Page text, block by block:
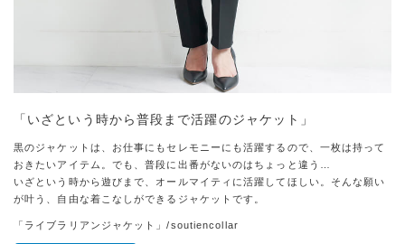
「いざという時から普段まで活躍のジャケット」
黒のジャケットは、お仕事にもセレモニーにも活躍するので、一枚は持って
おきたいアイテム。でも、普段に出番がないのはちょっと違う…
いざという時から遊びまで、オールマイティに活躍してほしい。そんな願い
が叶う、自由な着こなしができるジャケットです。
「ライブラリアンジャケット」/soutiencollar